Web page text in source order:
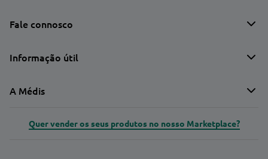
Fale connosco
Informação útil
A Médis
Quer vender os seus produtos no nosso Marketplace?